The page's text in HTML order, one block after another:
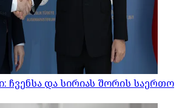
ჩვენსა და სირიას შორის საერთო